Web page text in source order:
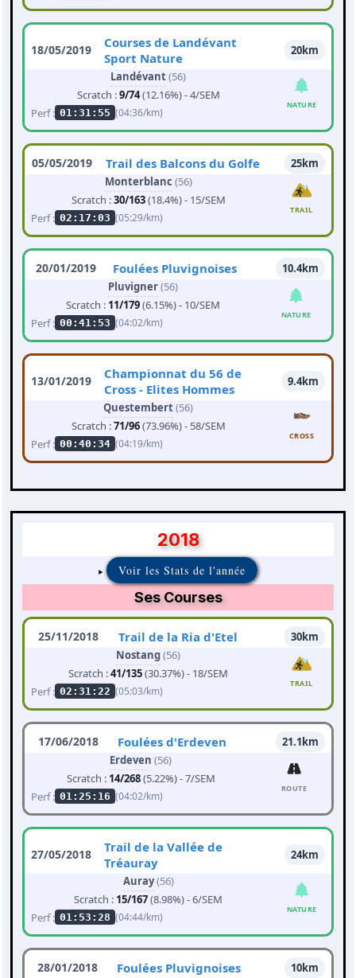
18/05/2019
Courses de Landévant
Sport Nature
20km
Landévant(56)
Scratch :9/74(12.16%) - 4/SEM
Perf : 01:31:55 (04:36/km)
NATURE
05/05/2019 Trail des Balcons du Golfe
25km
Monterblanc (56)
Scratch :30/163(18.4%) - 15/SEM
Perf : 02:17:03 (05:29/km)
TRAIL
20/01/2019 Foulées Pluvignoises
10.4km
Pluvigner(56)
Scratch : 11/179(6.15%) - 10/SEM
Perf : 00:41:53 (04:02/km)
NATURE
13/01/2019
Championnat du 56 de
Cross - Elites Hommes
9.4km
Questembert(56)
Scratch :71/96(73.96%) - 58/SEM
Perf : 00:40:34 (04:19/km)
CROSS
2018
Voir les Stats de l'année
Ses Courses
25/11/2018 Trail de la Ria d'Etel
30km
Nostang(56)
Scratch :41/135(30.37%) - 18/SEM
Perf : 02:31:22 (05:03/km)
TRAIL
17/06/2018 Foulées d'Erdeven
21.1km
Erdeven (56)
Scratch : 14/268(5.22%) - 7/SEM
Perf : 01:25:16 (04:02/km)
ROUTE
27/05/2018
Trail de la Vallée de
Tréauray
24km
Auray(56)
Scratch : 15/167(8.98%) - 6/SEM
Perf : 01:53:28 (04:44/km)
NATURE
28/01/2018 Foulées Pluvignoises 10km